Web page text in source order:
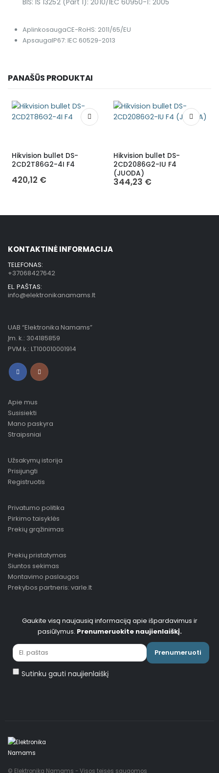
AplinkosaugaCE-RoHS: 2011/65/EU
ApsaugaIP67: IEC 60529-2013
PANAŠŪS PRODUKTAI
Hikvision bullet DS-
2CD2T86G2-4I F4
420,12 €
Hikvision bullet DS-
2CD2086G2-IU F4
(JUODA)
344,23 €
KONTAKTINĖ INFORMACIJA
TELEFONAS:
+37068427642
EL. PAŠTAS:
info@elektronikanamams.lt
UAB “Elektronika Namams”
Įm. k.: 304185859
PVM k.: LT100010001914
Apie mus
Susisiekti
Mano paskyra
Straipsniai
Užsakymų istorija
Prisijungti
Registruotis
Privatumo politika
Pirkimo taisyklės
Prekių grąžinimas
Prekių pristatymas
Siuntos sekimas
Montavimo paslaugos
Prekybos partneris: varle.lt
Gaukite visą naujausią informaciją apie išpardavimus ir
pasiūlymus. Prenumeruokite naujienlaiškį.
Prenumeruoti
Sutinku gauti naujienlaiškį
© Elektronika Namams - Visos teisės saugomos